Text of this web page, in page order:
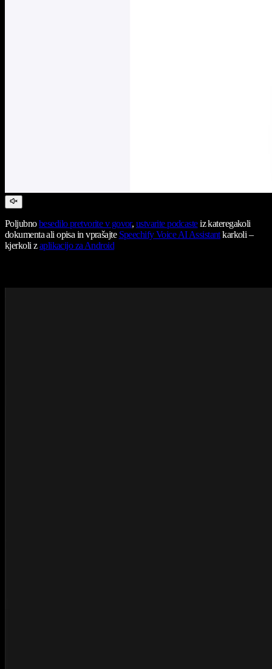
Poljubnobesedilo pretvorite v govor, ustvarite podcasteiz kateregakoli
dokumenta ali opisa in vprašajte Speechify Voice AI Assistantkarkoli –
kjerkoli zaplikacijo za Android